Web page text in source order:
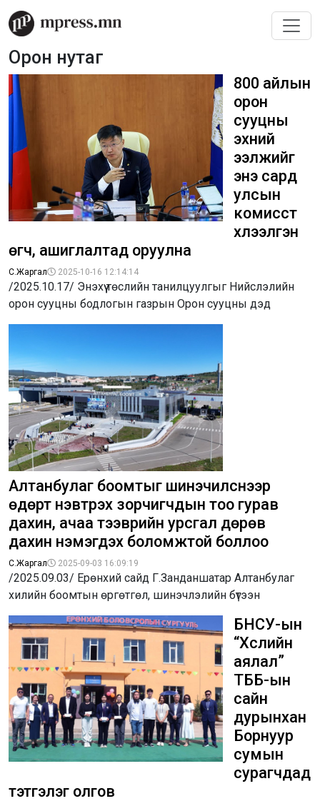
Орон нутаг
800 айлын
орон
сууцны
эхний
ээлжийг
энэ сард
улсын
комисст
хүлээлгэн
өгч, ашиглалтад оруулна
С.Жаргал 2025-10-16 12:14:14
/2025.10.17/ Энэхүү төслийн танилцуулгыг Нийслэлийн
орон сууцны бодлогын газрын Орон сууцны дэд
Алтанбулаг боомтыг шинэчилснээр
өдөрт нэвтрэх зорчигчдын тоо гурав
дахин, ачаа тээврийн урсгал дөрөв
дахин нэмэгдэх боломжтой боллоо
С.Жаргал 2025-09-03 16:09:19
/2025.09.03/ Ерөнхий сайд Г.Занданшатар Алтанбулаг
хилийн боомтын өргөтгөл, шинэчлэлийн бүтээн
БНСУ-ын
“Хүслийн
аялал”
ТББ-ын
сайн
дурынхан
Борнуур
сумын
сурагчдад
тэтгэлэг олгов